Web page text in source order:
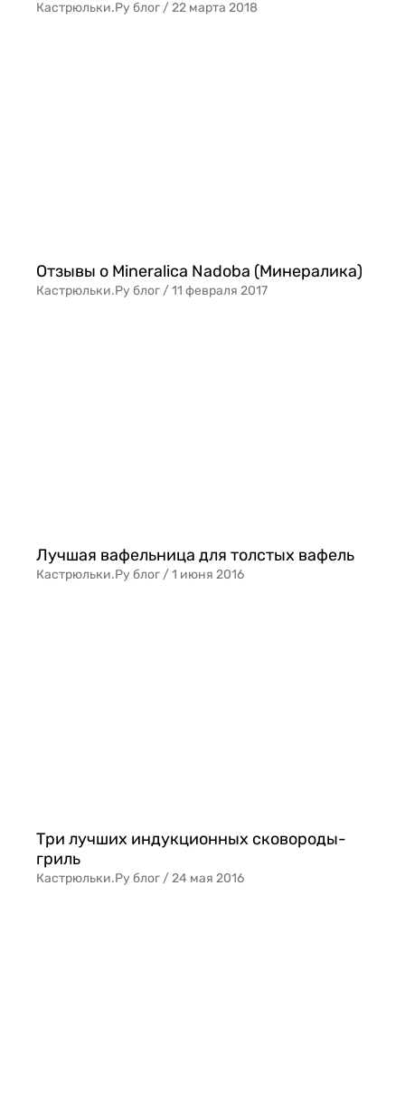
Кастрюльки.Ру блог /22 марта 2018
Отзывы о Mineralica Nadoba (Минералика)
Кастрюльки.Ру блог /11 февраля 2017
​Лучшая вафельница для толстых вафель
Кастрюльки.Ру блог /1 июня 2016
Три лучших индукционных сковороды-
гриль
Кастрюльки.Ру блог /24 мая 2016